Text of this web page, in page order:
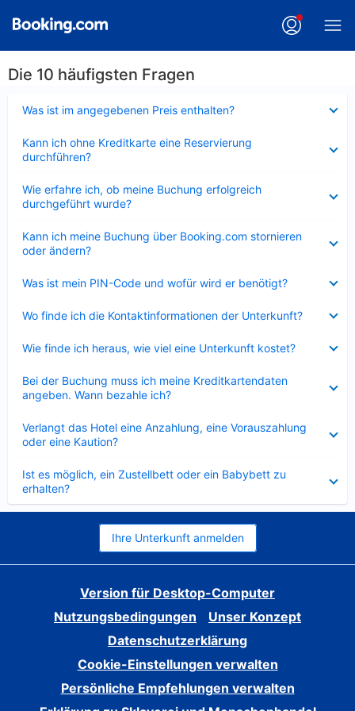
Die 10 häufigsten Fragen
Was ist im angegebenen Preis enthalten?
Kann ich ohne Kreditkarte eine Reservierung
durchführen?
Wie erfahre ich, ob meine Buchung erfolgreich
durchgeführt wurde?
Kann ich meine Buchung über Booking.com stornieren
oder ändern?
Was ist mein PIN-Code und wofür wird er benötigt?
Wo finde ich die Kontaktinformationen der Unterkunft?
Wie finde ich heraus, wie viel eine Unterkunft kostet?
Bei der Buchung muss ich meine Kreditkartendaten
angeben. Wann bezahle ich?
Verlangt das Hotel eine Anzahlung, eine Vorauszahlung
oder eine Kaution?
Ist es möglich, ein Zustellbett oder ein Babybett zu
erhalten?
Ihre Unterkunft anmelden
Version für Desktop-Computer
Nutzungsbedingungen
Unser Konzept
Datenschutzerklärung
Cookie-Einstellungen verwalten
Persönliche Empfehlungen verwalten